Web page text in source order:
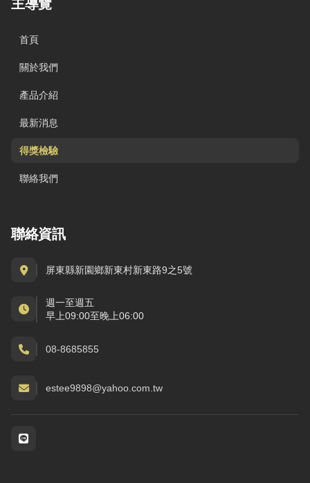
主導覽
首頁
關於我們
產品介紹
最新消息
得獎檢驗
聯絡我們
聯絡資訊
屏東縣新園鄉新東村新東路9之5號
週一至週五
早上09:00至晚上06:00
08-8685855
estee9898@yahoo.com.tw
社群與通訊